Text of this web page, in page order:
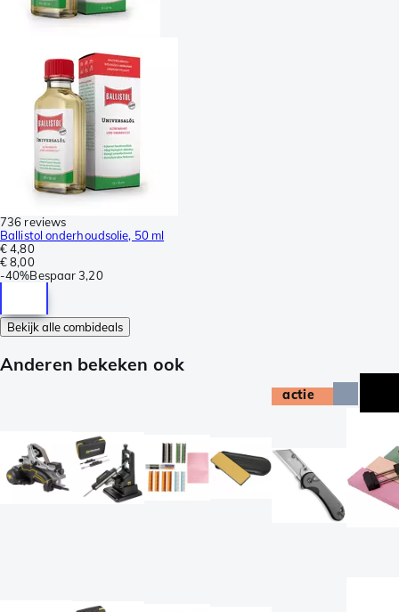
736 reviews
Ballistol onderhoudsolie, 50 ml
€ 4,80
€ 8,00
-40%Bespaar 3,20
Bekijk alle combideals
Anderen bekeken ook
actie